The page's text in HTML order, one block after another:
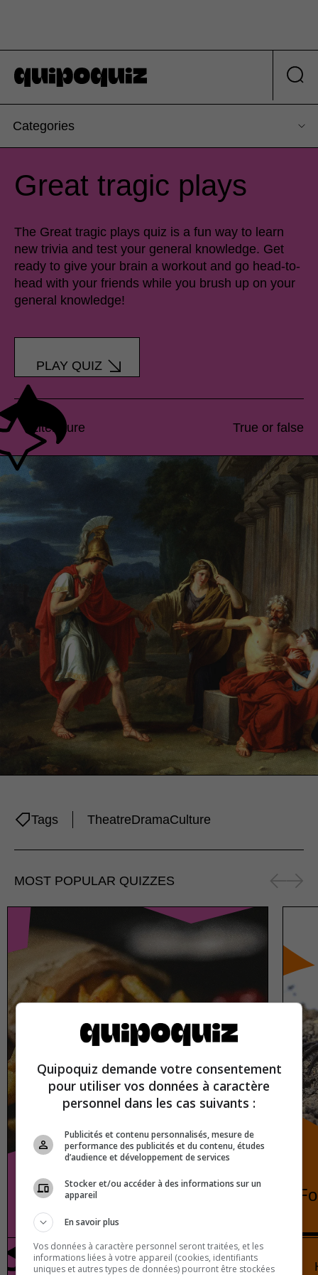
Categories
Great tragic plays
The Great tragic plays quiz is a fun way to learn
new trivia and test your general knowledge. Get
ready to give your brain a workout and go head-to-
head with your friends while you brush up on your
general knowledge!
PLAY QUIZ
Literature True or false
Tags TheatreDramaCulture
MOST POPULAR QUIZZES
French fries
Gastronomy True or false
Quipoquiz demande votre consentement
pour utiliser vos données à caractère
personnel dans les cas suivants :
Publicités et contenu personnalisés, mesure de
performance des publicités et du contenu, études
d’audience et développement de services
Stocker et/ou accéder à des informations sur un
appareil
En savoir plus
Vos données à caractère personnel seront traitées, et les
informations liées à votre appareil (cookies, identifiants
uniques et autres types de données) pourront être stockées